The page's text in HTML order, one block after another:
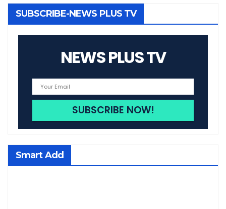
SUBSCRIBE-NEWS PLUS TV
NEWS PLUS TV
Smart Add